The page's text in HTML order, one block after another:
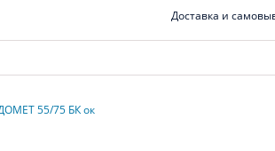
Доставка и
55/75 БК ок